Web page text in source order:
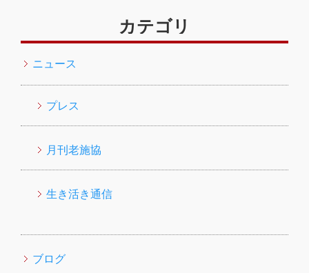
カテゴリ
ニュース
プレス
月刊老施協
生き活き通信
ブログ